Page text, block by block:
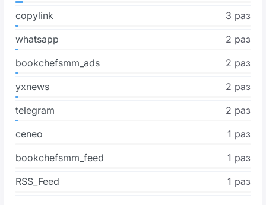
copylink
3 раз
whatsapp
2 раз
bookchefsmm_ads
2 раз
yxnews
2 раз
telegram
2 раз
ceneo
1 раз
bookchefsmm_feed
1 раз
RSS_Feed
1 раз